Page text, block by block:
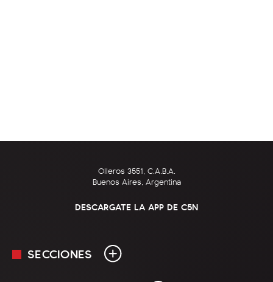
Olleros 3551, C.A.B.A.
Buenos Aires, Argentina
DESCARGATE LA APP DE C5N
SECCIONES